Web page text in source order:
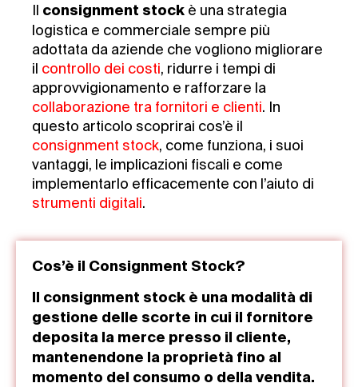
Il consignment stock è una strategia
logistica e commerciale sempre più
adottata da aziende che vogliono migliorare
il controllo dei costi, ridurre i tempi di
approvvigionamento e rafforzare la
collaborazione tra fornitori e clienti. In
questo articolo scoprirai cos’è il
consignment stock, come funziona, i suoi
vantaggi, le implicazioni fiscali e come
implementarlo efficacemente con l’aiuto di
strumenti digitali.
Cos’è il Consignment Stock?
Il consignment stock è una modalità di
gestione delle scorte in cui il fornitore
deposita la merce presso il cliente,
mantenendone la proprietà fino al
momento del consumo o della vendita.